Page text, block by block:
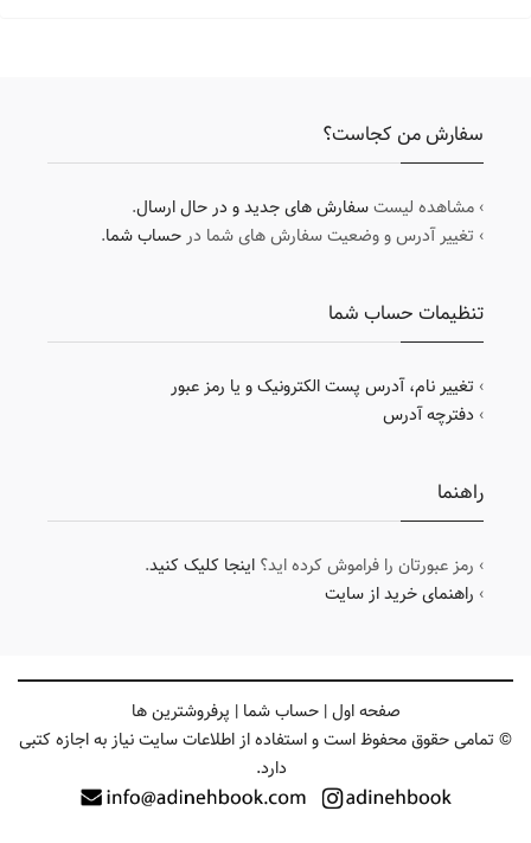
سفارش من کجاست؟
› مشاهده لیستسفارش های جدید و در حال ارسال.
› تغییر آدرس و وضعیت سفارش های شما درحساب شما.
تنظیمات حساب شما
› تغییر نام، آدرس پست الکترونیک و یا رمز عبور
› دفترچه آدرس
راهنما
› رمز عبورتان را فراموش کرده اید؟ اینجا کلیک کنید.
› راهنمای خرید از سایت
صفحه اول|حساب شما | پرفروشترین ها
© تمامی حقوق محفوظ است و استفاده از اطلاعات سایت نیاز به اجازه کتبی
دارد.